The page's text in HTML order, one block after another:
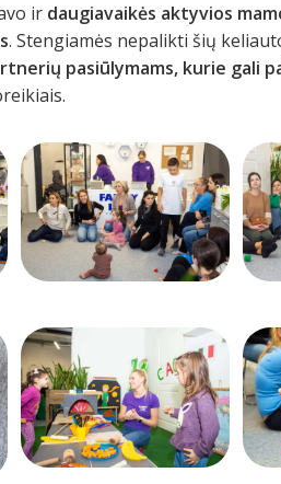
ir daugiavaikės aktyvios
. Stengiamės nepalikti šių
pasiūlymams, kurie gali